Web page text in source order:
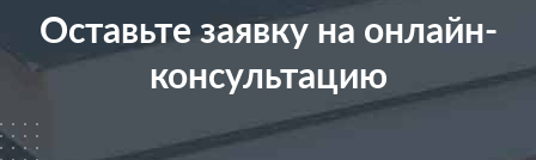
Оставьте заявку на онлайн-
консультацию